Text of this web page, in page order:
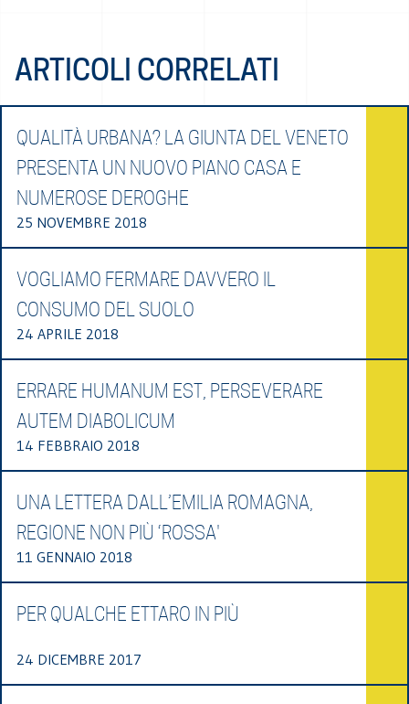
ARTICOLI CORRELATI
QUALITÀ URBANA? LA GIUNTA DEL VENETO
PRESENTA UN NUOVO PIANO CASA E
NUMEROSE DEROGHE
25 NOVEMBRE 2018
VOGLIAMO FERMARE DAVVERO IL
CONSUMO DEL SUOLO
24 APRILE 2018
ERRARE HUMANUM EST, PERSEVERARE
AUTEM DIABOLICUM
14 FEBBRAIO 2018
UNA LETTERA DALL’EMILIA ROMAGNA,
REGIONE NON PIÙ ‘ROSSA'
11 GENNAIO 2018
PER QUALCHE ETTARO IN PIÙ
24 DICEMBRE 2017